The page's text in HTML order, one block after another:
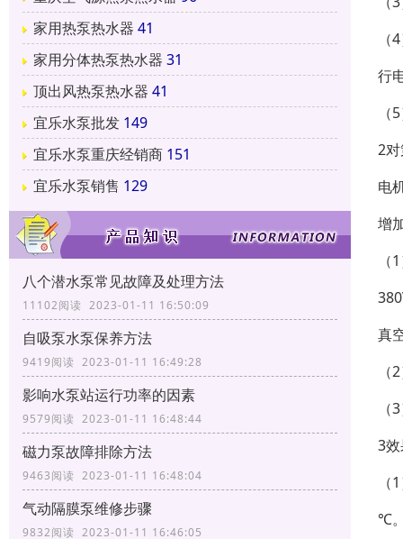
家用热泵热水器 41
家用分体热泵热水器 31
顶出风热泵热水器 41
宜乐水泵批发 149
宜乐水泵重庆经销商 151
宜乐水泵销售 129
八个潜水泵常见故障及处理方法
11102阅读 2023-01-11 16:50:09
自吸泵水泵保养方法
9419阅读 2023-01-11 16:49:28
影响水泵站运行功率的因素
9579阅读 2023-01-11 16:48:44
磁力泵故障排除方法
9463阅读 2023-01-11 16:48:04
气动隔膜泵维修步骤
9832阅读 2023-01-11 16:46:05
行
2
电
增
真
3
℃